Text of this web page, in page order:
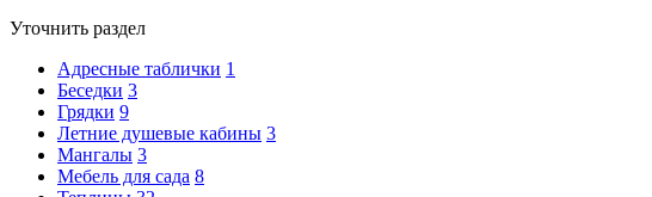
Уточнить раздел
Адресные таблички 1
Беседки 3
Грядки 9
Летние душевые кабины 3
Мангалы 3
Мебель для сада 8